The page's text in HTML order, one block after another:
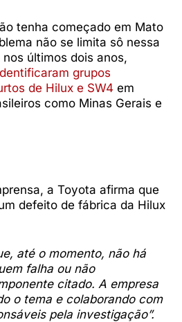
tenha começado em Mato
não se limita sô nessa
últimos dois anos,
grupos
de Hilux e SW4 em
como Minas Gerais e
a Toyota afirma que
defeito de fábrica da Hilux
até o momento, não há
falha ou não
citado. A empresa
o tema e colaborando com
pela investigação”.